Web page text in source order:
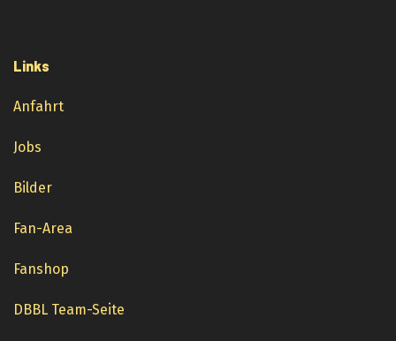
Links
Anfahrt
Jobs
Bilder
Fan-Area
Fanshop
DBBL Team-Seite